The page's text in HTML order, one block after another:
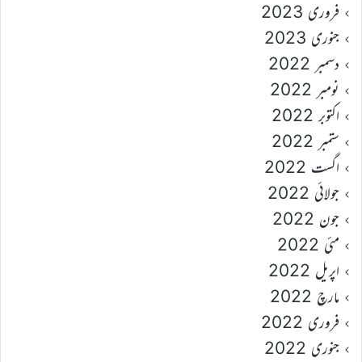
فروری 2023
جنوری 2023
دسمبر 2022
نومبر 2022
اکتوبر 2022
ستمبر 2022
اگست 2022
جولائی 2022
جون 2022
مئی 2022
اپریل 2022
مارچ 2022
فروری 2022
جنوری 2022